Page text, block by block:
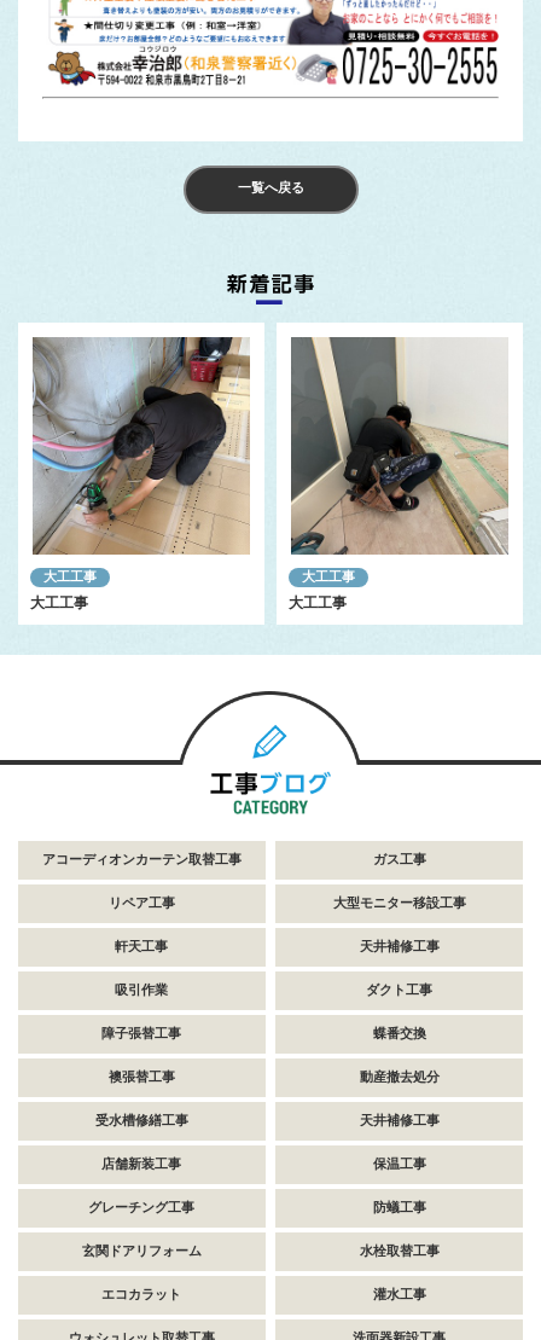
一覧へ戻る
大工工事
大工工事
大工工事
大工工事
アコーディオンカーテン取替工事 ガス工事
リペア工事 大型モニター移設工事
軒天工事 天井補修工事
吸引作業 ダクト工事
障子張替工事 蝶番交換
襖張替工事 動産撤去処分
受水槽修繕工事 天井補修工事
店舗新装工事 保温工事
グレーチング工事 防蟻工事
玄関ドアリフォーム 水栓取替工事
エコカラット 灌水工事